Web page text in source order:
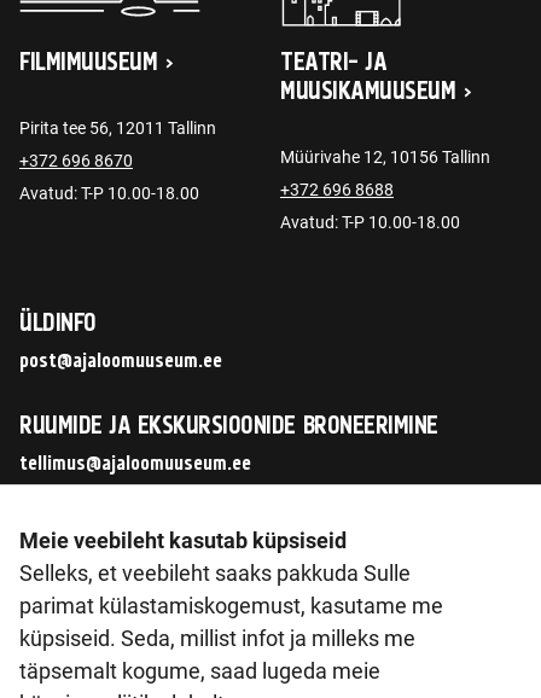
FILMIMUUSEUM
Pirita tee 56, 12011 Tallinn
+372 696 8670
Avatud: T-P 10.00-18.00
TEATRI- JA
MUUSIKAMUUSEUM
Müürivahe 12, 10156 Tallinn
+372 696 8688
Avatud: T-P 10.00-18.00
ÜLDINFO
post@ajaloomuuseum.ee
RUUMIDE JA EKSKURSIOONIDE BRONEERIMINE
tellimus@ajaloomuuseum.ee
JÄLGI MEID SOTSIAALMEEDIAS
© 2026 Eesti Ajaloomuuseum SA
Meie veebileht kasutab küpsiseid
Selleks, et veebileht saaks pakkuda Sulle
parimat külastamiskogemust, kasutame me
küpsiseid. Seda, millist infot ja milleks me
täpsemalt kogume, saad lugeda meie